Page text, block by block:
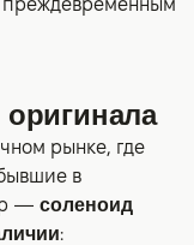
рынке, где
в
— соленоид
: